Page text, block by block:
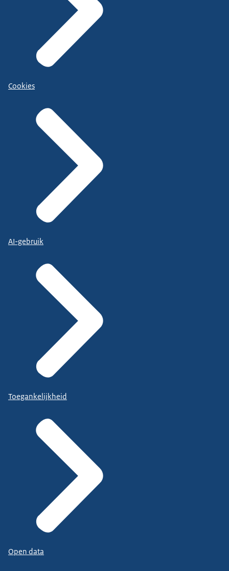
Cookies
AI-gebruik
Toegankelijkheid
Open data